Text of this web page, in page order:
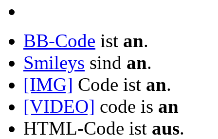
BB-Code ist an.
Smileys sind an.
[IMG] Code ist an.
[VIDEO] code is an
HTML-Code ist aus.